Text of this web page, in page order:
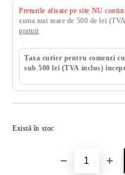
Preturile afisate pe site NU
suma mai mare de 500 de lei
gratuit
Taxa curier pentru comenzi
sub 500 lei (TVA inclus)
Există în stoc